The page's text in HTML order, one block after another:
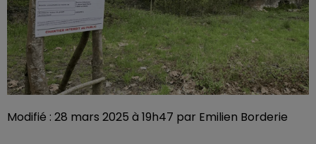
Modifié : 28 mars 2025 à 19h47 par Emilien Borderie